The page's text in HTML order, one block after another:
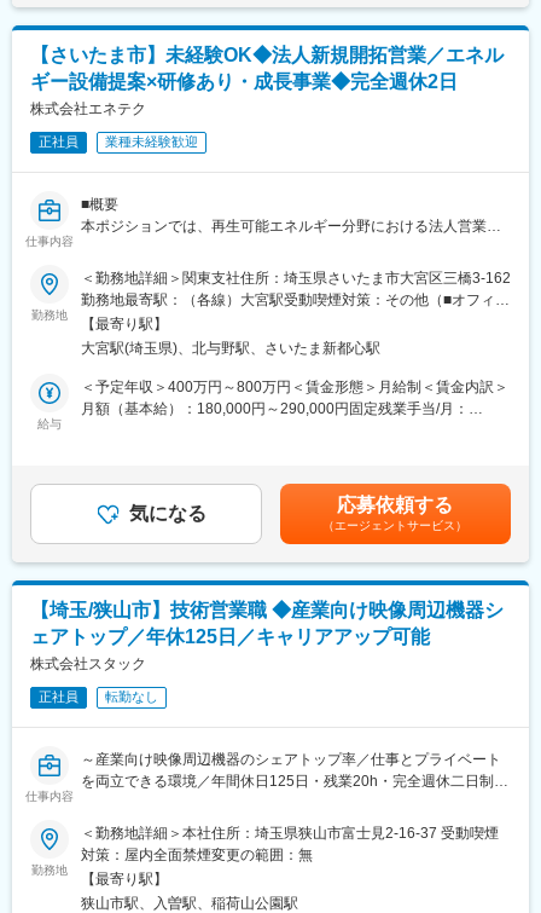
コニカミノルタジャパンの情報機器事業は複合機やICTソリューシ
ョンなど、お客様のビジネス課題を解決する幅広い製品・サービ
スを提供しています。近年、デジタル化の進展に伴い、お客様の
の需要も高まり続けています。
このような市場環境の中、更なる拡販と市場シェア拡大を図るた
ューション営業を強化しています。
自社のICTや複合機を活用した実践経験を基に、顧客の業務課題・
す。単なる製品提案ではなく、”お客様のはたらくを豊かにし未来
につなぐ”の実現に向けて伴走する営業活動を担います。
■組織構成：
関東支社：営業担当、サービスエンジニア、営業支援（業務
面）、営業推進（SOL案件支援）、で構成。
力・交渉力を磨き、社内外から信頼される営業パーソンへ。
5年後：チームリーダーとして若手育成やプロジェクトマネジメン
トを担い、営業戦略の立案にも関与。
10年後：営業マネージャーとして、支社全体の営業方針策定や新
規事業の立ち上げなど、経営視点での活躍を期待
■事業概要：
コニカミノルタジャパンは、コニカミノルタグループの中核事業
である情報機器、医療機器、産業用計測機器などの販売・サービ
ス提供を行う日本国内の事業会社です。
【さいたま市】未経験OK◆法人新規開拓営業／エネル
ギー設備提案×研修あり・成長事業◆完全週休2日
株式会社エネテク
正社員 業種未経験歓迎
仕事内容
■概要
本ポジションでは、再生可能エネルギー分野における法人営業と
備やメンテナンスサービスを中心に、企業ごとの課題やニーズに
合わせた最適なソリューションの提案営業を行います。
◆魅力の要約
・成長市場（再生可能エネルギー）で市場価値を高められる
・長期的な関係構築を前提とした営業スタイル
・将来的に既存営業や他ポジションへのキャリアパスあり
制を見直し、今後は役割ごとの専門性を高めていくフェーズにあ
ります。その一環として、今回は新規顧客開拓を専任で担うポジ
ションの募集となります。将来的な営業組織の中核となる人材を
新規顧客の開拓から提案、契約までを一貫して担当します。対象
となる顧客は、発電事業者や建設会社、不動産会社、製造業など
多岐にわたります。
◆職務詳細
・顧客リストをもとにしたアプローチ（紹介・既存顧客からの派
・企業のニーズや課題のヒアリング
・エネルギー設備導入やメンテナンスサービスの提案
・受注後の社内連携（施工・保守部門との調整）
案件は数百万円～数千万円規模となることが多く、受注までの期
間は数ヶ月～1年程度の中長期案件が中心です。
勤務地
＜勤務地詳細＞関東支社住所：埼玉県さいたま市大宮区三橋3-162
勤務地最寄駅：（各線）大宮駅受動喫煙対策：その他（■オフィス
内禁煙）変更の範囲：会社の定める事業所
【最寄り駅】
大宮駅(埼玉県)、北与野駅、さいたま新都心駅
給与
＜予定年収＞400万円～800万円＜賃金形態＞月給制＜賃金内訳＞
月額（基本給）：180,000円～290,000円固定残業手当/月：
想定年収はインセンティブ込になります。■昇給：年1回（4月）■
賞与：年2回（6月／12月）■資格手当（最大9万5000円支給／
月）3級ファイナンシャルプランニング月5千円、宅地建物取引主
任者月3万円など■年収例：500万円／28歳600万円／33歳900万
円／38歳賃金はあくまでも目安の金額であり、選考を通じて上下
する可能性があります。月給(月額)は固定手当を含めた表記です。
気になる 応募依頼する
（エージェントサービス）
【埼玉/狭山市】技術営業職 ◆産業向け映像周辺機器シ
ェアトップ／年休125日／キャリアアップ可能
株式会社スタック
正社員 転勤なし
仕事内容
～産業向け映像周辺機器のシェアトップ率／仕事とプライベート
を両立できる環境／年間休日125日・残業20h・完全週休二日制～
■職務概要：
画像検査処理システムを構築する上で必要な機器の開発、製造、
販売を行っている当社にて、製品及び技術提案の営業をお任せ致
します。
勤務地
＜勤務地詳細＞本社住所：埼玉県狭山市富士見2-16-37 受動喫煙
対策：屋内全面禁煙変更の範囲：無
【最寄り駅】
狭山市駅、入曽駅、稲荷山公園駅